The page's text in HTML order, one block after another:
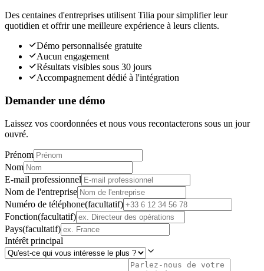
Des centaines d'entreprises utilisent Tilia pour simplifier leur
quotidien et offrir une meilleure expérience à leurs clients.
Démo personnalisée gratuite
Aucun engagement
Résultats visibles sous 30 jours
Accompagnement dédié à l'intégration
Demander une démo
Laissez vos coordonnées et nous vous recontacterons sous un jour
ouvré.
Prénom
Nom
E-mail professionnel
Nom de l'entreprise
Numéro de téléphone(facultatif)
Fonction(facultatif)
Pays(facultatif)
Intérêt principal